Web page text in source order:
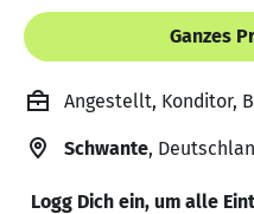
Ganzes
Angestellt, Konditor,
Schwante,
Logg Dich ein, um alle